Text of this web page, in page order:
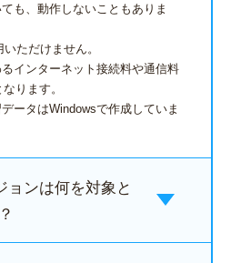
も、動作しないこともありま
ただけません。
インターネット接続料や通信料
ります。
ータはWindowsで作成していま
ョンは何を対象と